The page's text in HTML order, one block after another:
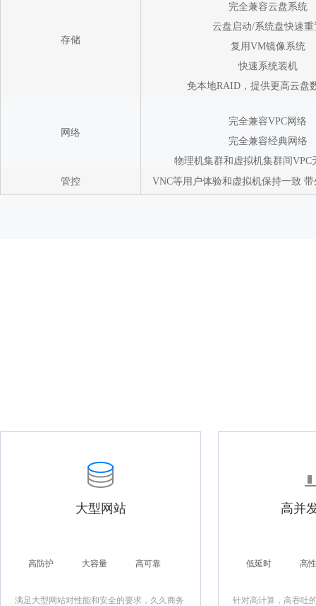
存储
网络
管控
完全兼容云盘系统
云盘启动/系统盘快速重
复用VM镜像系统
快速系统装机
免本地RAID，提供更高云盘
完全兼容VPC网络
完全兼容经典网络
物理机集群和虚拟机集群间VPC
VNC等用户体验和虚拟机保持一致
大型网站
高防护 大容量 高可靠
满足大型网站对性能和安全的要求，久久商务
高并
低延时 高
针对高计算，高吞吐